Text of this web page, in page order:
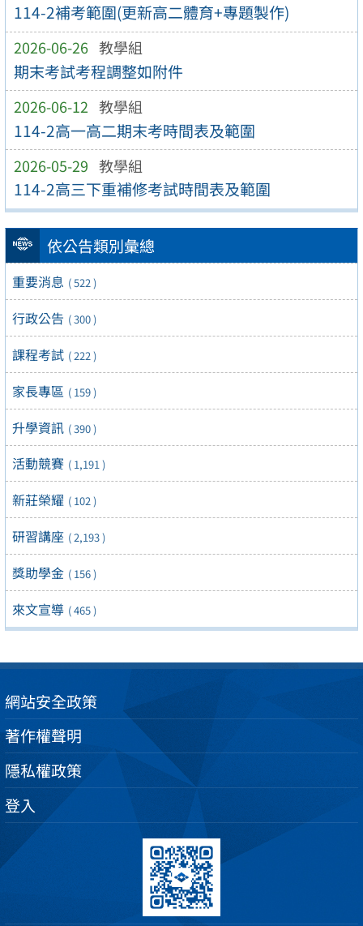
114-2補考範圍(更新高二體育+專題製作)
2026-06-26 教學組
期末考試考程調整如附件
2026-06-12 教學組
114-2高一高二期末考時間表及範圍
2026-05-29 教學組
114-2高三下重補修考試時間表及範圍
依公告類別彙總
重要消息 ( 522 )
行政公告 ( 300 )
課程考試 ( 222 )
家長專區 ( 159 )
升學資訊 ( 390 )
活動競賽 ( 1,191 )
新莊榮耀 ( 102 )
研習講座 ( 2,193 )
獎助學金 ( 156 )
來文宣導 ( 465 )
網站安全政策
著作權聲明
隱私權政策
登入